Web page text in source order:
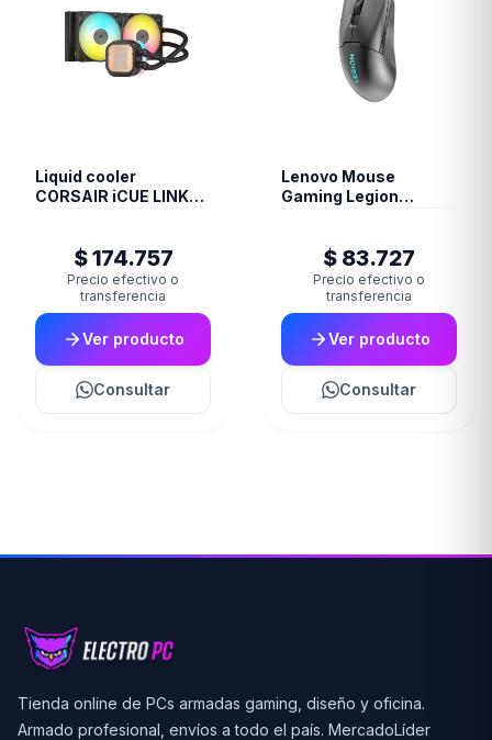
Liquid cooler
CORSAIR iCUE LINK
$ 174.757
Precio efectivo o
transferencia
Ver producto
Consultar
Lenovo Mouse
Gaming Legion
$ 83.727
Precio efectivo o
transferencia
Ver producto
Consultar
Tienda online de PCs armadas gaming, diseño y oficina.
Armado profesional, envíos a todo el país. MercadoLíder